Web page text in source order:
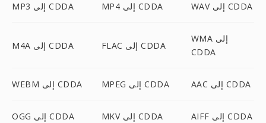
MP3 إلى CDDA MP4 إلى CDDA WAV إلى CDDA
M4A إلى CDDA FLAC إلى CDDA
WMA إلى
CDDA
WEBM إلى CDDA MPEG إلى CDDA AAC إلى CDDA
OGG إلى CDDA MKV إلى CDDA AIFF إلى CDDA